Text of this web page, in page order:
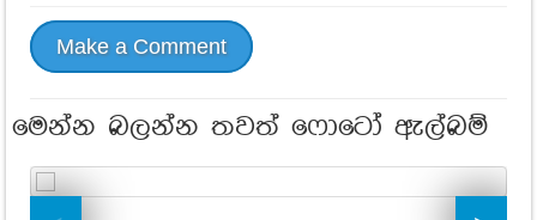
Make a Comment
මෙන්න බලන්න තවත් ෆොටෝ ඇල්බම්